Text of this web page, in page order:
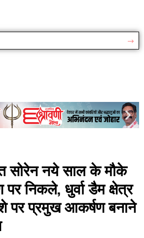
सोरेन नये साल के मौके
पर निकले, धुर्वा डैम क्षेत्र
पर प्रमुख आकर्षण बनाने